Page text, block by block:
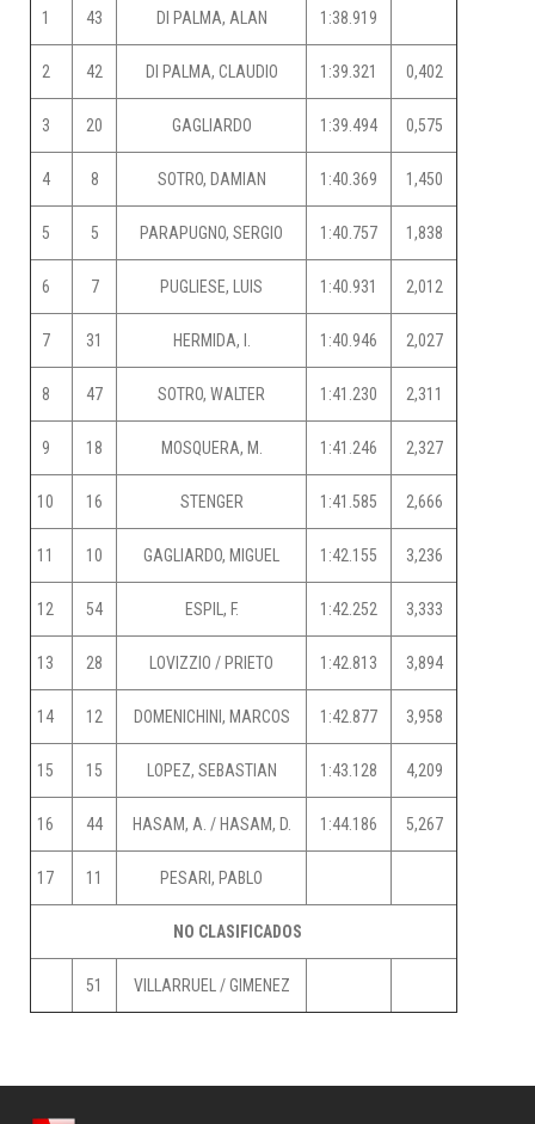
1 43 DI PALMA, ALAN 1:38.919
2 42 DI PALMA, CLAUDIO 1:39.321 0,402
3 20 GAGLIARDO 1:39.494 0,575
4 8 SOTRO, DAMIAN 1:40.369 1,450
5 5 PARAPUGNO, SERGIO 1:40.757 1,838
6 7 PUGLIESE, LUIS 1:40.931 2,012
7 31 HERMIDA, I. 1:40.946 2,027
8 47 SOTRO, WALTER 1:41.230 2,311
9 18 MOSQUERA, M. 1:41.246 2,327
10 16 STENGER 1:41.585 2,666
11 10 GAGLIARDO, MIGUEL 1:42.155 3,236
12 54 ESPIL, F. 1:42.252 3,333
13 28 LOVIZZIO / PRIETO 1:42.813 3,894
14 12 DOMENICHINI, MARCOS 1:42.877 3,958
15 15 LOPEZ, SEBASTIAN 1:43.128 4,209
16 44 HASAM, A. / HASAM, D. 1:44.186 5,267
17 11 PESARI, PABLO
NO CLASIFICADOS
51 VILLARRUEL / GIMENEZ